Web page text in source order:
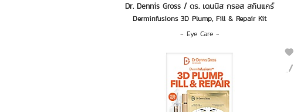
Dr. Dennis Gross / ดร. เดนนิส กรอส สกินแคร์
Derminfusions 3D Plump, Fill & Repair Kit
- Eye Care-